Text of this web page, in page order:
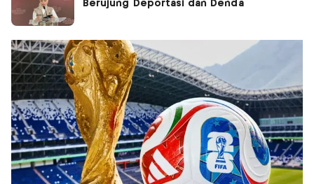
Berujung Deportasi dan Denda